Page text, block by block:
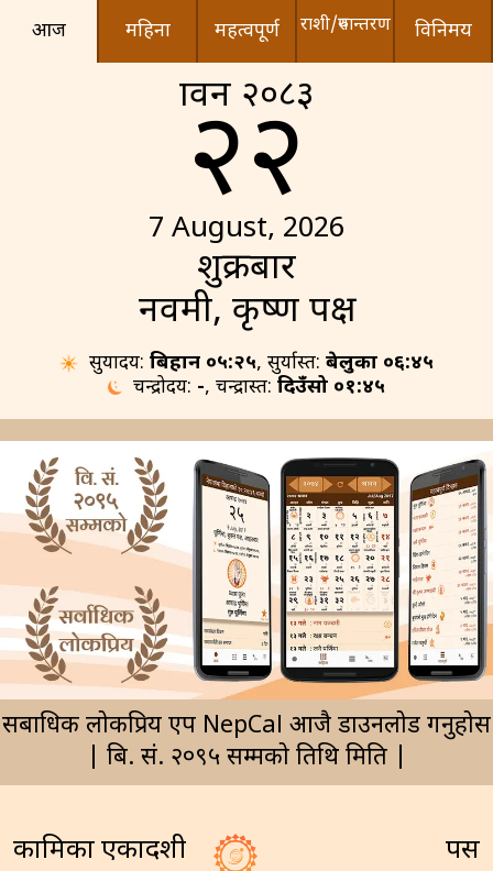
आज महिना महत्वपूर्ण राशी/रुपान्तरण विनिमय
श्रावन २०८३
२२
7 August, 2026
शुक्रबार
नवमी, कृष्ण पक्ष
सुर्योदय:बिहान ०५:२५, सुर्यास्त:बेलुका ०६:४५
चन्द्रोदय: -, चन्द्रास्त:दिउँसो ०१:४५
सर्बाधिक लोकप्रिय एप NepCal आजै डाउनलोड गर्नुहोस
| बि. सं. २०९५ सम्मको तिथि मिति |
कामिका एकादशी
पर्सि